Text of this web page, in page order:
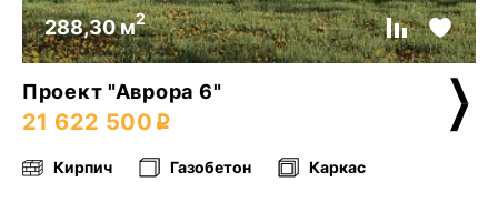
288,30 м2
Проект "Аврора 6"
21 622 500
Кирпич Газобетон Каркас